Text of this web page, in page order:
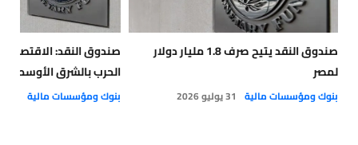
صندوق النقد يتيح صرف 1.8 مليار دولار
لمصر
بنوك ومؤسسات مالية 31 يوليو 2026
صندوق النقد:
الحرب بالشرق الأوسط
بنوك ومؤسسات مالية